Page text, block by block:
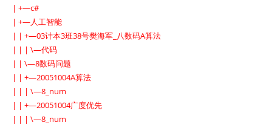
| +—c#
| +—人工智能
| | +—03计本3班38号樊海军_八数码A算法
| | | \—代码
| | \—8数码问题
| | +—20051004A算法
| | | \—8_num
| | +—20051004广度优先
| | | \—8_num